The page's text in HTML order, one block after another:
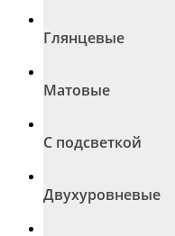
Глянцевые
Матовые
С подсветкой
Двухуровневые